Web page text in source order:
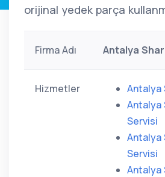
orijinal yedek parça
Firma Adı Antalya
Hizmetler
Antalya
Antalya
Servisi
Antalya
Servisi
Antalya